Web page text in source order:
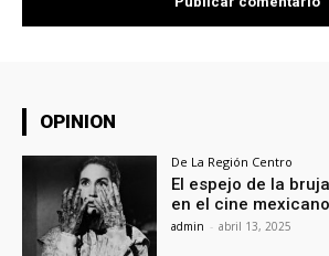
OPINION
De La Región Centro
El espejo de la
en el cine mexicano
admin - abril 13, 2025